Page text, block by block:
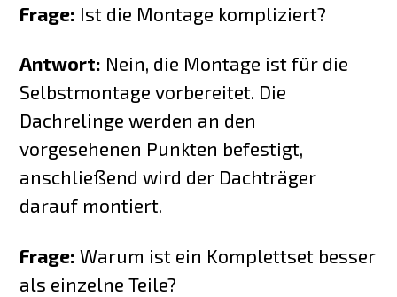
Frage: Ist die Montage kompliziert?
Antwort: Nein, die Montage ist für die
Selbstmontage vorbereitet. Die
Dachrelinge werden an den
vorgesehenen Punkten befestigt,
anschließend wird der Dachträger
darauf montiert.
Frage: Warum ist ein Komplettset besser
als einzelne Teile?